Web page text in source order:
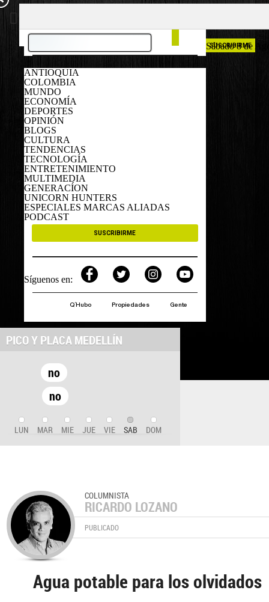
ANTIOQUIA
COLOMBIA
MUNDO
ECONOMÍA
DEPORTES
OPINIÓN
BLOGS
CULTURA
TENDENCIAS
TECNOLOGÍA
ENTRETENIMIENTO
MULTIMEDIA
GENERACÍON
UNICORN HUNTERS
ESPECIALES MARCAS ALIADAS
PODCAST
SUSCRIBIRME
Síguenos en:
Q´Hubo Propiedades Gente
Sábado 8 de
SUSCRIBIRME
PICO Y PLACA MEDELLÍN
no
no
LUN MAR MIE JUE VIE SAB DOM
COLUMNISTA
RICARDO LOZANO
PUBLICADO
Agua potable para los olvidados